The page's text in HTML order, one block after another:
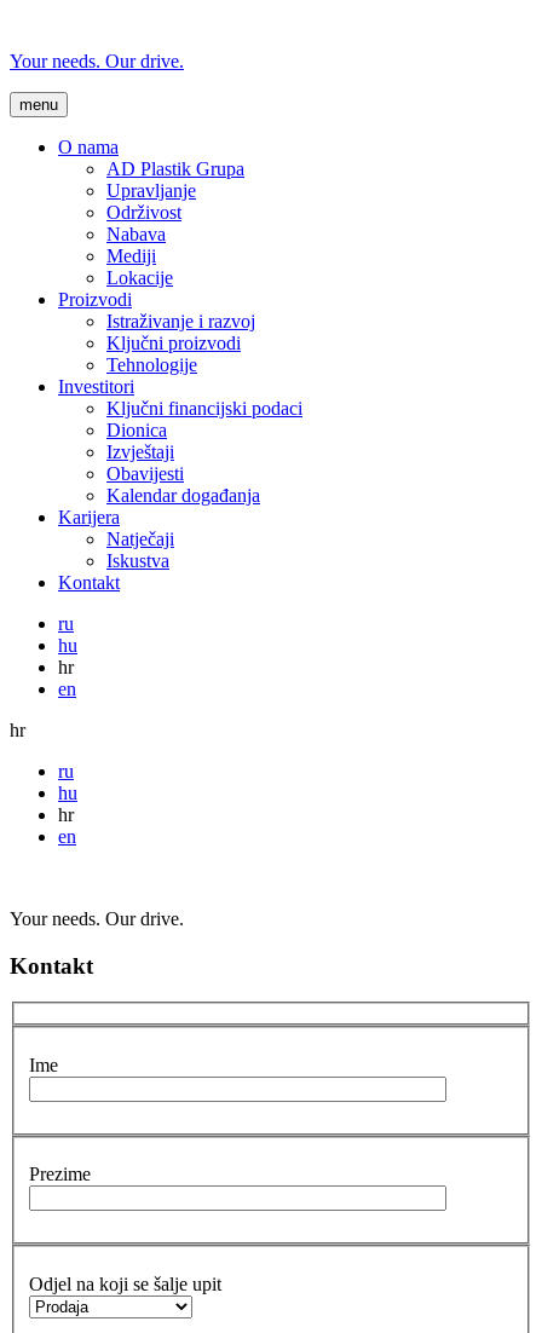
Your needs. Our drive.
menu
O nama
AD Plastik Grupa
Upravljanje
Održivost
Nabava
Mediji
Lokacije
Proizvodi
Istraživanje i razvoj
Ključni proizvodi
Tehnologije
Investitori
Ključni financijski podaci
Dionica
Izvještaji
Obavijesti
Kalendar događanja
Karijera
Natječaji
Iskustva
Kontakt
ru
hu
hr
en
hr
ru
hu
hr
en
Your needs. Our drive.
Kontakt
Ime
Prezime
Odjel na koji se šalje upit